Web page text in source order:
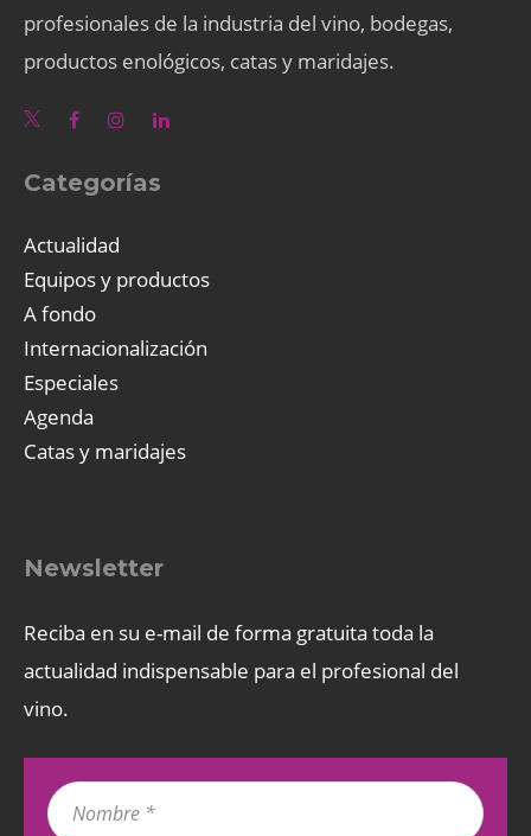
profesionales de la industria del vino, bodegas,
productos enológicos, catas y maridajes.
Categorías
Actualidad
Equipos y productos
A fondo
Internacionalización
Especiales
Agenda
Catas y maridajes
Newsletter
Reciba en su e-mail de forma gratuita toda la
actualidad indispensable para el profesional del
vino.